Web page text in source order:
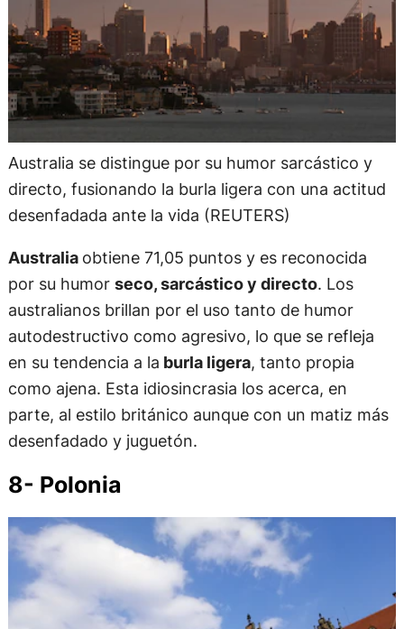
Australia se distingue por su humor sarcástico y
directo, fusionando la burla ligera con una actitud
desenfadada ante la vida (REUTERS)
Australia obtiene 71,05 puntos y es reconocida
por su humor seco, sarcástico y directo. Los
australianos brillan por el uso tanto de humor
autodestructivo como agresivo, lo que se refleja
en su tendencia a la burla ligera, tanto propia
como ajena. Esta idiosincrasia los acerca, en
parte, al estilo británico aunque con un matiz más
desenfadado y juguetón.
8- Polonia